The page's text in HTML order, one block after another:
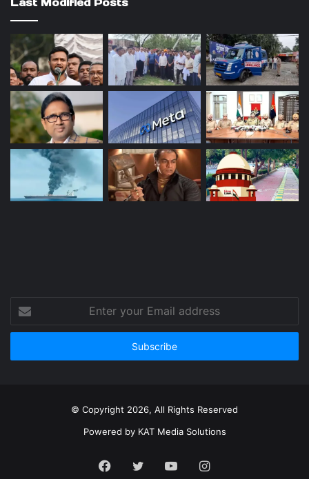
your
Email
© Copyright 2026, All Rights Reserved
Powered by KAT Media Solutions
Facebook
TwitterYouTubeInstagram